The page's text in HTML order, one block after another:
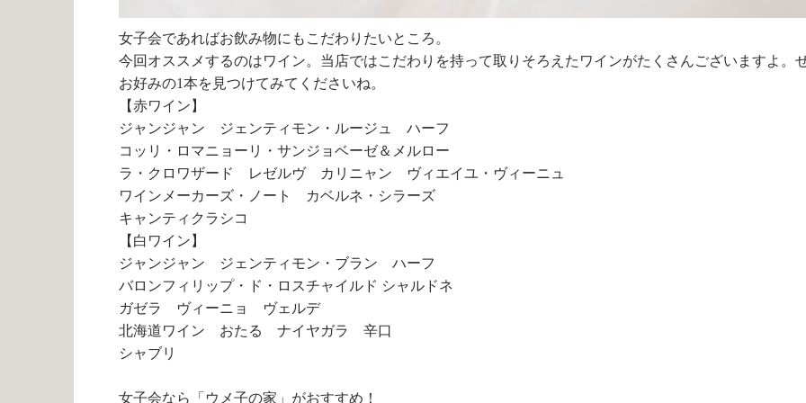
女子会であればお飲み物にもこだわりたいところ。
今回オススメするのはワイン。当店ではこだわりを持って取りそろえたワインがたくさんございますよ。
お好みの1本を見つけてみてくださいね。
【赤ワイン】
ジャンジャン ジェンティモン・ルージュ ハーフ
コッリ・ロマニョーリ・サンジョベーゼ＆メルロー
ラ・クロワザード レゼルヴ カリニャン ヴィエイユ・ヴィーニュ
ワインメーカーズ・ノート カベルネ・シラーズ
キャンティクラシコ
【白ワイン】
ジャンジャン ジェンティモン・ブラン ハーフ
バロンフィリップ・ド・ロスチャイルド シャルドネ
ガゼラ ヴィーニョ ヴェルデ
北海道ワイン おたる ナイヤガラ 辛口
シャブリ
女子会なら「ウメ子の家」がおすすめ！